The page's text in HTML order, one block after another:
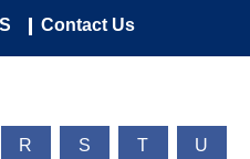
Contact Us
R S T U